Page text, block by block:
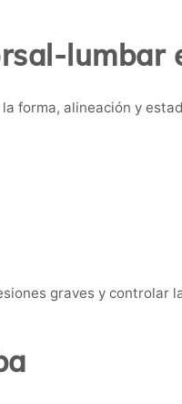
lumbar
forma, alineación y
graves y controlar